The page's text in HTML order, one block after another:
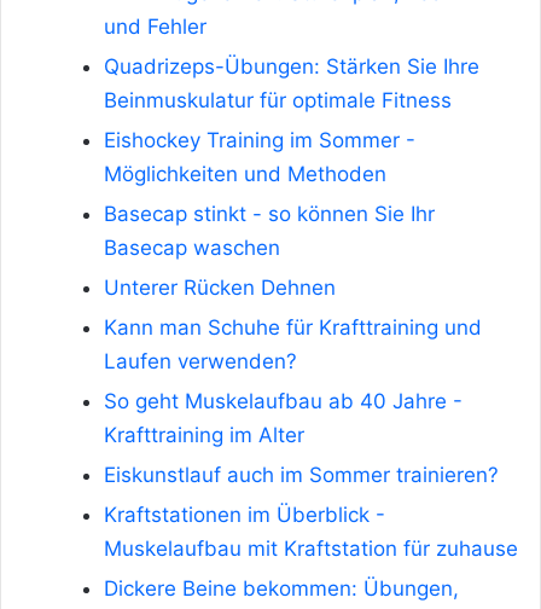
und Fehler
Quadrizeps-Übungen: Stärken Sie Ihre
Beinmuskulatur für optimale Fitness
Eishockey Training im Sommer -
Möglichkeiten und Methoden
Basecap stinkt - so können Sie Ihr
Basecap waschen
Unterer Rücken Dehnen
Kann man Schuhe für Krafttraining und
Laufen verwenden?
So geht Muskelaufbau ab 40 Jahre -
Krafttraining im Alter
Eiskunstlauf auch im Sommer trainieren?
Kraftstationen im Überblick -
Muskelaufbau mit Kraftstation für zuhause
Dickere Beine bekommen: Übungen,